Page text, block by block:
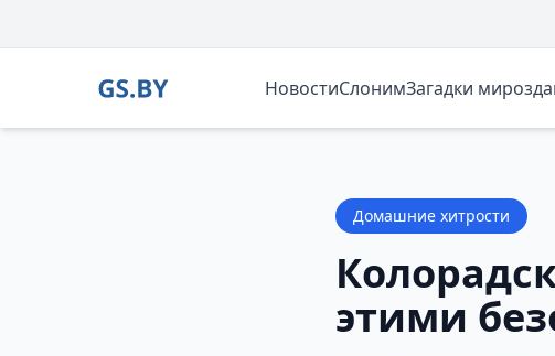
НовостиСлонимЗагадки
Домашние хитрости
этими